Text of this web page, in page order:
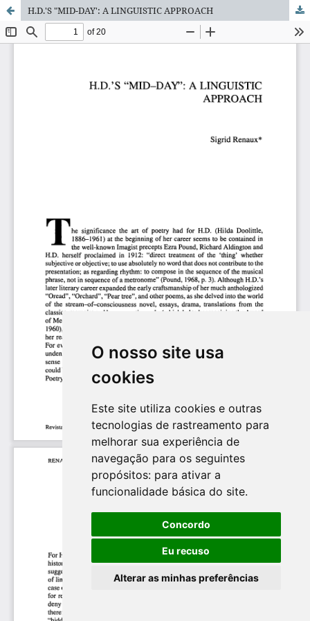
O nosso site usa
cookies
Este site utiliza cookies e outras
tecnologias de rastreamento para
melhorar sua experiência de
navegação para os seguintes
propósitos: para ativar a
funcionalidade básica do site.
Concordo
Eu recuso
Alterar as minhas preferências
H.D.'S "MID-DAY': A LINGUISTIC APPROACH